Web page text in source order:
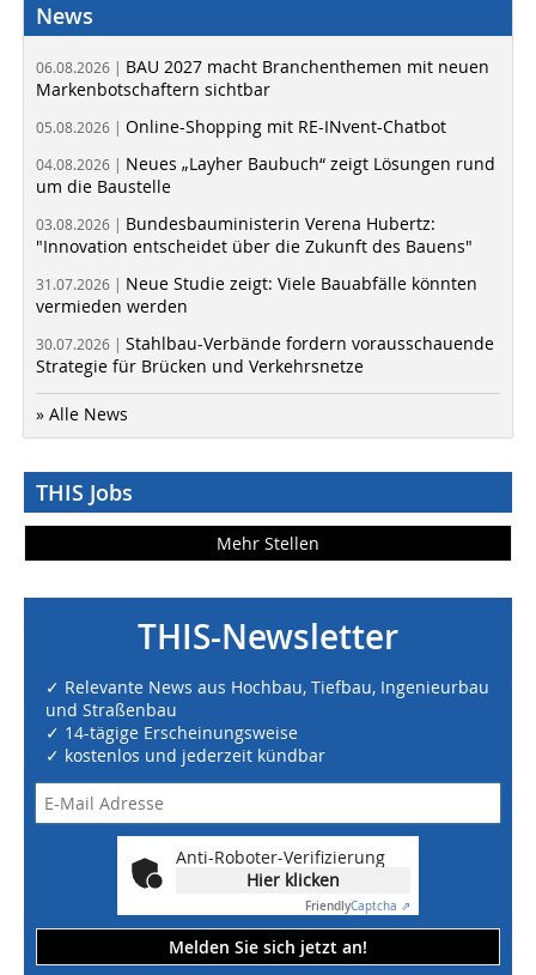
News
06.08.2026 | BAU 2027 macht Branchenthemen mit neuen
Markenbotschaftern sichtbar
05.08.2026 | Online-Shopping mit RE-INvent-Chatbot
04.08.2026 | Neues „Layher Baubuch“ zeigt Lösungen rund
um die Baustelle
03.08.2026 | Bundesbauministerin Verena Hubertz:
"Innovation entscheidet über die Zukunft des Bauens"
31.07.2026 | Neue Studie zeigt: Viele Bauabfälle könnten
vermieden werden
30.07.2026 | Stahlbau-Verbände fordern vorausschauende
Strategie für Brücken und Verkehrsnetze
» Alle News
THIS Jobs
Mehr Stellen
THIS-Newsletter
✓ Relevante News aus Hochbau, Tiefbau, Ingenieurbau
und Straßenbau
✓ 14-tägige Erscheinungsweise
✓ kostenlos und jederzeit kündbar
Anti-Roboter-Verifizierung
Hier klicken
FriendlyCaptcha ⇗
Melden Sie sich jetzt an!